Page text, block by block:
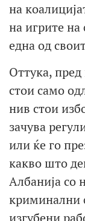
на
на игрите на
една од
Оттука,
стои само
нив стои
зачува
или ќе го
какво што
Албанија со
криминални